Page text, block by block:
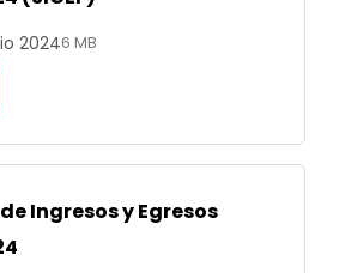
20246 MB
Ingresos y Egresos